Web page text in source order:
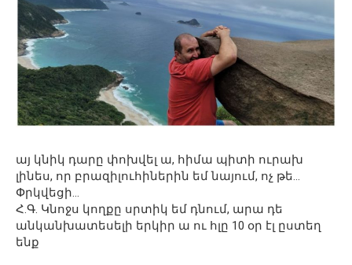
այ կնիկ դարը փոխվել ա, հիմա պիտի ուրախ
լինես, որ բրազիլուհիներին եմ նայում, ոչ թե…
Փրկվեցի…
Հ.Գ. Կնոջս կողքը սրտիկ եմ դնում, արա դե
անկանխատեսելի երկիր ա ու հլը 10 օր էլ ըստեղ
ենք